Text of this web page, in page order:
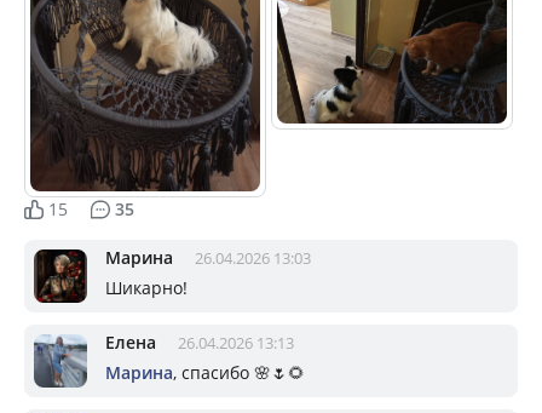
15 35
Марина 26.04.2026 13:03
Шикарно!
Елена 26.04.2026 13:13
Марина, спасибо 🌸🌷🌻